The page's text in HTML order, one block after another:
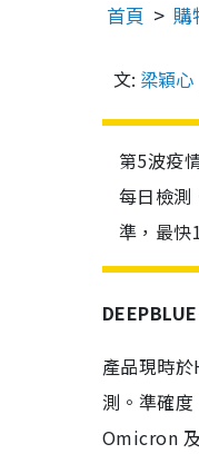
首頁 購
文: 梁穎心
第5波疫
每日檢測
準，最快
產品現時
測。準確
Omicron